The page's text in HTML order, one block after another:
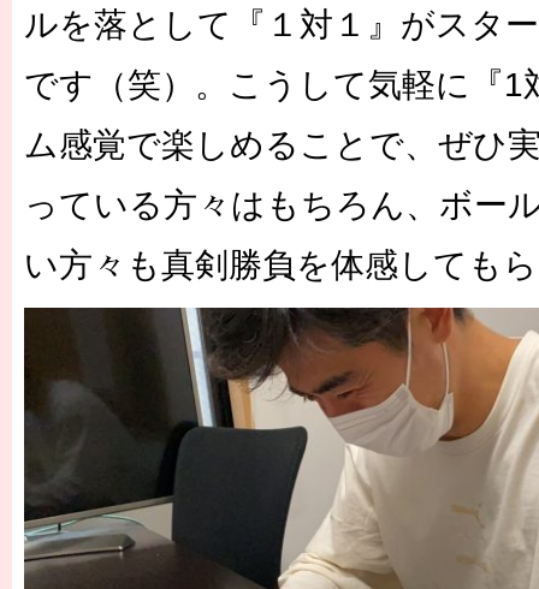
ルを落として『１対１』がスタ
です（笑）。こうして気軽に『1
ム感覚で楽しめることで、ぜひ
っている方々はもちろん、ボー
い方々も真剣勝負を体感しても